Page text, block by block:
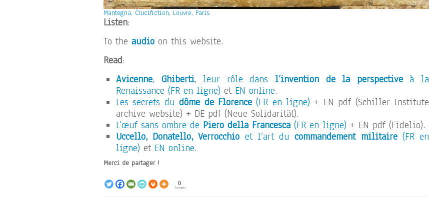
Mantegna, Crucifiction, Louvre, Paris.
Listen:
To the audio on this website.
Read:
Avicenne, Ghiberti, leur rôle dans l’invention de la perspectiveà la
Renaissance (FR en ligne) et EN online.
Les secrets dudôme de Florence(FR en ligne) + EN pdf (Schiller Institute
archive website) + DE pdf (Neue Solidarität).
L’œuf sans ombre de Piero della Francesca (FR en ligne) + EN pdf (Fidelio).
Uccello, Donatello, Verrocchio et l’art ducommandement militaire (FR en
ligne) et EN online.
Merci de partager !
0
Partages